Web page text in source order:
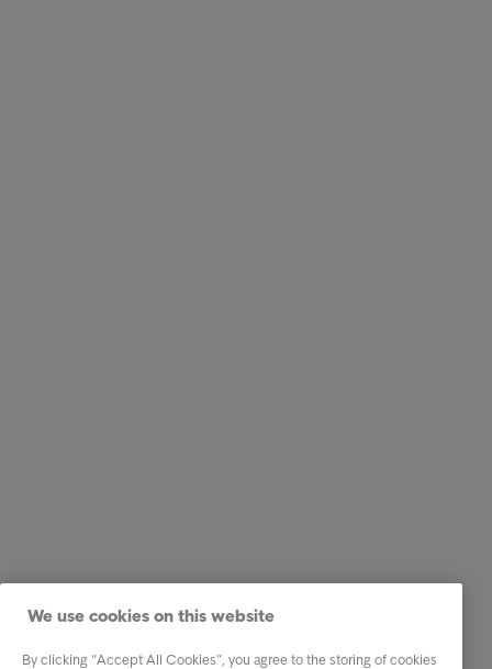
We use cookies on this website
By clicking “Accept All Cookies”, you agree to the storing of cookies